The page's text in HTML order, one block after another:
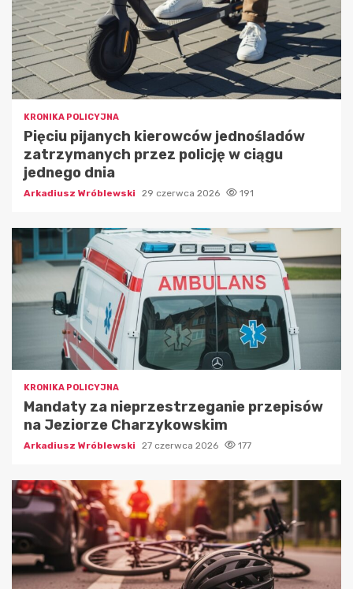
KRONIKA POLICYJNA
Pięciu pijanych kierowców jednośladów
zatrzymanych przez policję w ciągu
jednego dnia
Arkadiusz Wróblewski 29 czerwca 2026 191
KRONIKA POLICYJNA
Mandaty za nieprzestrzeganie przepisów
na Jeziorze Charzykowskim
Arkadiusz Wróblewski 27 czerwca 2026 177